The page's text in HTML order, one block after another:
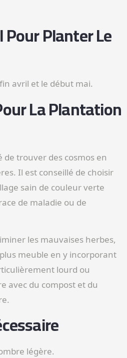
Planter Le
avril et le début mai.
La Plantation
de trouver des cosmos en
Il est conseillé de choisir
sain de couleur verte
de maladie ou de
les mauvaises herbes,
meuble en y incorporant
lourd ou
avec du compost et du
légère.